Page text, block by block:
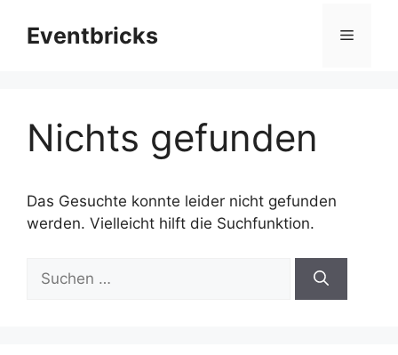
InhaltEventbricks Menü
Nichts gefunden
Das Gesuchte konnte leider nicht gefunden
werden. Vielleicht hilft die Suchfunktion.
nach: